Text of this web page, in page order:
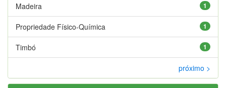
1
Madeira
1
Propriedade Físico-Química
1
Timbó
próximo >